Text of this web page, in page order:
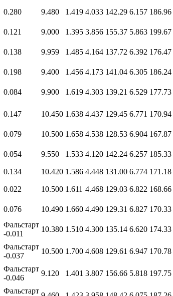
0.280 9.480 1.419 4.033 142.29 6.157 186.96
0.121 9.000 1.395 3.856 155.37 5.863 199.67
0.138 9.959 1.485 4.164 137.72 6.392 176.47
0.198 9.400 1.456 4.173 141.04 6.305 186.24
0.084 9.900 1.619 4.303 139.21 6.529 177.73
0.147 10.450 1.638 4.437 129.45 6.771 170.94
0.079 10.500 1.658 4.538 128.53 6.904 167.87
0.054 9.550 1.533 4.120 142.24 6.257 185.33
0.134 10.420 1.586 4.448 131.00 6.774 171.18
0.022 10.500 1.611 4.468 129.03 6.822 168.66
0.076 10.490 1.660 4.490 129.31 6.827 170.33
Фальстарт
-0.011
10.380 1.510 4.300 135.14 6.620 174.33
Фальстарт
-0.037
10.500 1.700 4.608 129.61 6.947 170.78
Фальстарт
-0.046
9.120 1.401 3.807 156.66 5.818 197.75
Фальстарт